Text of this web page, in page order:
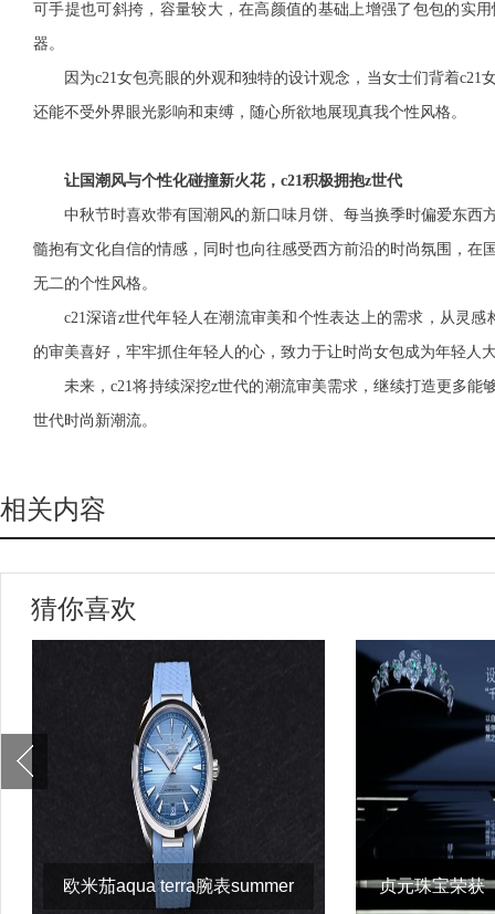
可手提也可斜挎，容量较大，在高颜值的基础上增强了包包的实
器。
因为c21女包亮眼的外观和独特的设计观念，当女士们背着
还能不受外界眼光影响和束缚，随心所欲地展现真我个性风格。
让国潮风与个性化碰撞新火花，c21积极拥抱z世代
中秋节时喜欢带有国潮风的新口味月饼、每当换季时偏爱东
髓抱有文化自信的情感，同时也向往感受西方前沿的时尚氛围，在
无二的个性风格。
c21深谙z世代年轻人在潮流审美和个性表达上的需求，从灵
的审美喜好，牢牢抓住年轻人的心，致力于让时尚女包成为年轻人
未来，c21将持续深挖z世代的潮流审美需求，继续打造更多能
世代时尚新潮流。
相关内容
猜你喜欢
欧米茄aqua terra腕表summer 贞元珠宝荣获